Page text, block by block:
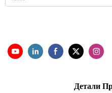
Детали